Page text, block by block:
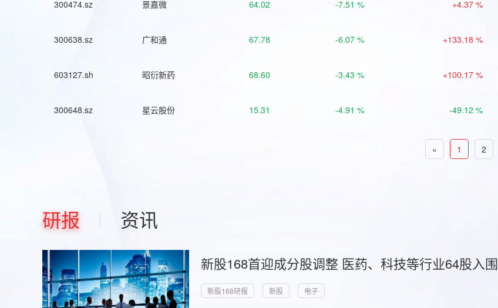
300474.sz 景嘉微 64.02 -7.51 % +4.37 %
300638.sz 广和通 67.78 -6.07 % +133.18 %
603127.sh 昭衍新药 68.60 -3.43 % +100.17 %
300648.sz 星云股份 15.31 -4.91 % -49.12 %
« 1 2
研报 资讯
新股168首迎成分股调整 医药、科技等行业64股入围
新股168研报 新股 电子